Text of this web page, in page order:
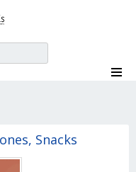
Snacks